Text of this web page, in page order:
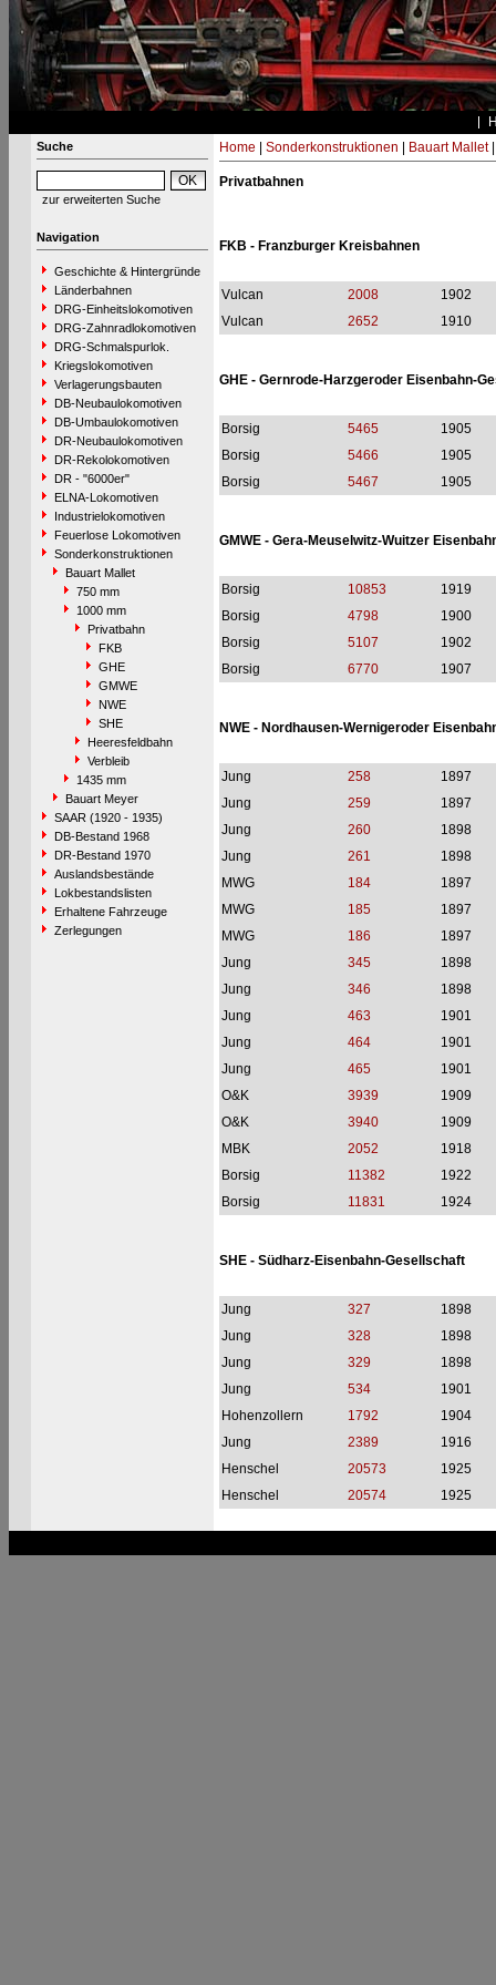
Suche
zur erweiterten Suche
Navigation
Geschichte & Hintergründe
Länderbahnen
DRG-Einheitslokomotiven
DRG-Zahnradlokomotiven
DRG-Schmalspurlok.
Kriegslokomotiven
Verlagerungsbauten
DB-Neubaulokomotiven
DB-Umbaulokomotiven
DR-Neubaulokomotiven
DR-Rekolokomotiven
DR - "6000er"
ELNA-Lokomotiven
Industrielokomotiven
Feuerlose Lokomotiven
Sonderkonstruktionen
Bauart Mallet
750 mm
1000 mm
Privatbahn
FKB
GHE
GMWE
NWE
SHE
Heeresfeldbahn
Verbleib
1435 mm
Bauart Meyer
SAAR (1920 - 1935)
DB-Bestand 1968
DR-Bestand 1970
Auslandsbestände
Lokbestandslisten
Erhaltene Fahrzeuge
Zerlegungen
Home Sonderkonstruktionen Bauart Mallet
Privatbahnen
FKB - Franzburger Kreisbahnen
Vulcan 2008
1902
Vulcan
2652 1910
GHE - Gernrode-Harzgeroder Eisenbahn-
Borsig 5465
1905
Borsig
5466
1905
Borsig
5467 1905
GMWE - Gera-Meuselwitz-Wuitzer
Borsig 10853
1919
Borsig
4798
1900
Borsig
5107
1902
Borsig
6770 1907
NWE - Nordhausen-Wernigeroder
Jung 258
1897
Jung
259
1897
Jung
260
1898
Jung
261
1898
MWG
184
1897
MWG
185
1897
MWG
186
1897
Jung
345
1898
Jung
346
1898
Jung
463
1901
Jung
464
1901
Jung
465
1901
O&K
3939
1909
O&K
3940
1909
MBK
2052
1918
Borsig
11382
1922
Borsig
11831 1924
SHE - Südharz-Eisenbahn-Gesellschaft
Jung 327
1898
Jung
328
1898
Jung
329
1898
Jung
534
1901
Hohenzollern
1792
1904
Jung
2389
1916
Henschel
20573
1925
Henschel
20574 1925